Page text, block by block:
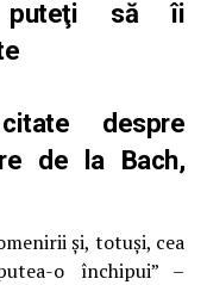
puteţi să îi
despre
de la Bach,
și, totuși, cea
o închipui” –